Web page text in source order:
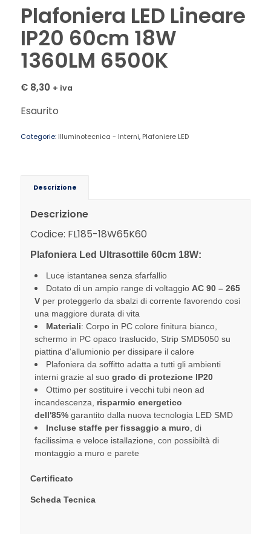
Plafoniera LED Lineare
IP20 60cm 18W
1360LM 6500K
€8,30 + iva
Esaurito
Categorie: Illuminotecnica - Interni, Plafoniere LED
Descrizione
Descrizione
Codice: FL185-18W65K60
Plafoniera Led Ultrasottile 60cm 18W:
Luce istantanea senza sfarfallio
Dotato di un ampio range di voltaggio AC 90 – 265
Vper proteggerlo da sbalzi di corrente favorendo così
una maggiore durata di vita
Materiali: Corpo in PC colore finitura bianco,
schermo in PC opaco traslucido, Strip SMD5050 su
piattina d'allumionio per dissipare il calore
Plafoniera da soffitto adatta a tutti gli ambienti
interni grazie al suo grado di protezione IP20
Ottimo per sostituire i vecchi tubi neon ad
incandescenza, risparmio energetico
dell'85%garantito dalla nuova tecnologia LED SMD
Incluse staffe per fissaggio a muro , di
facilissima e veloce istallazione, con possibiltà di
montaggio a muro e parete
Certificato
Scheda Tecnica